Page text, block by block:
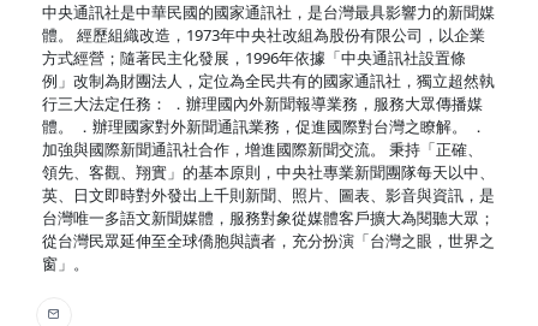
中央通訊社是中華民國的國家通訊社，是台灣最具影響力的新聞媒
體。 經歷組織改造，1973年中央社改組為股份有限公司，以企業
方式經營；隨著民主化發展，1996年依據「中央通訊社設置條
例」改制為財團法人，定位為全民共有的國家通訊社，獨立超然執
行三大法定任務： ．辦理國內外新聞報導業務，服務大眾傳播媒
體。 ．辦理國家對外新聞通訊業務，促進國際對台灣之瞭解。 ．
加強與國際新聞通訊社合作，增進國際新聞交流。 秉持「正確、
領先、客觀、翔實」的基本原則，中央社專業新聞團隊每天以中、
英、日文即時對外發出上千則新聞、照片、圖表、影音與資訊，是
台灣唯一多語文新聞媒體，服務對象從媒體客戶擴大為閱聽大眾；
從台灣民眾延伸至全球僑胞與讀者，充分扮演「台灣之眼，世界之
窗」。